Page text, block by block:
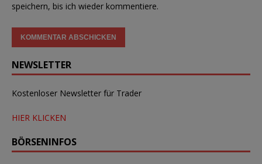
speichern, bis ich wieder kommentiere.
NEWSLETTER
Kostenloser Newsletter für Trader
HIER KLICKEN
BÖRSENINFOS